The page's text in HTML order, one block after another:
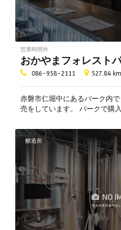
おかやまフォレスト
営業時間外
086-958-2111 527.84
赤磐市仁堀中にあるパーク内
売をしています。 パークで購
醸造所